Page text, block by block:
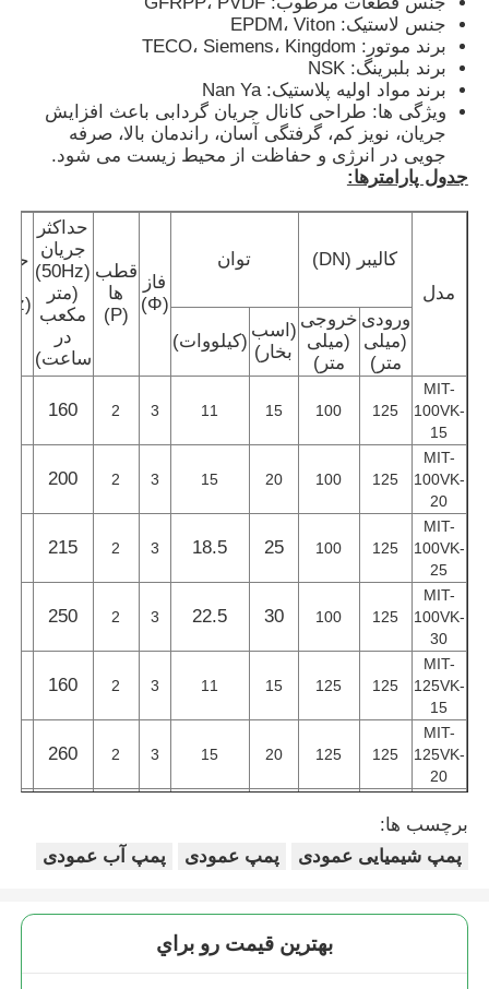
محصولات
فیلم های
دربارهی ما
کارخانه تور
کنترل کیفیت
تماس با ما
اخبار
جنس لاستیک: EPDM، Viton
برند موتور: TECO، Siemens، Kingdom
برند بلبرینگ: NSK
برند مواد اولیه پلاستیک: Nan Ya
ویژگی ها: طراحی کانال جریان گردابی باعث افزایش
جریان، نویز کم، گرفتگی آسان، راندمان بالا، صرفه
جویی در انرژی و حفاظت از محیط زیست می شود.
جدول پارامترها:
مدل
کالیبر (DN)
توان
فاز
(Φ)
قطب
ها
(P)
حداکثر
جریان
(50Hz)
(متر
مکعب
در
ساعت)
(50Hz)
ورودی
(میلی
متر)
خروجی
(میلی
متر)
(اسب
بخار)
(کیلووات)
MIT-
100VK-
15
125
100
15
11
3
2
160
MIT-
100VK-
20
125
100
20
15
3
2
200
MIT-
100VK-
25
125
100
25
18.5
3
2
215
MIT-
100VK-
30
125
100
30
22.5
3
2
250
MIT-
125VK-
15
125
125
15
11
3
2
160
MIT-
125VK-
20
125
125
20
15
3
2
260
125VK-
125
MIT-
30
برچسب ها:
پمپ شیمیایی عمودی
پمپ عمودی پمپ آب عمودی
بهترين قيمت رو براي